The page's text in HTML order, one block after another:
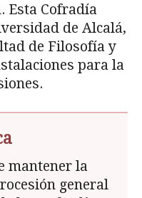
Esta Cofradía
de Alcalá,
de Filosofía y
para la
mantener la
general